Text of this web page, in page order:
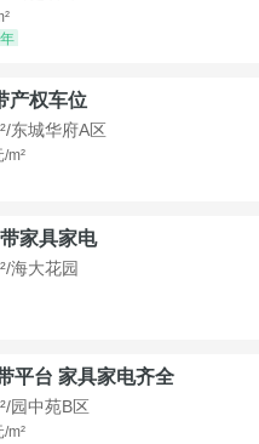
产权车位
东城华府A区
m²
家具家电
海大花园
平台 家具家电齐全
园中苑B区
m²